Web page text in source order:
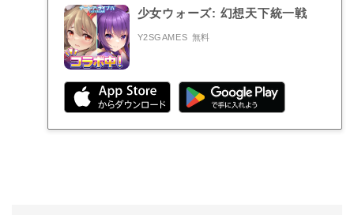
少女ウォーズ: 幻想天下統一戦
Y2SGAMES 無料